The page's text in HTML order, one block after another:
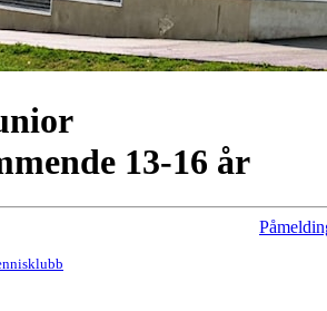
13-16 år